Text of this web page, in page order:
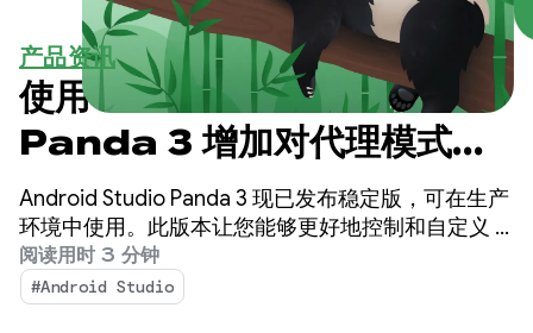
产品资讯
使用 Android Studio
Panda 3 增加对代理模式的
指导和控制
Android Studio Panda 3 现已发布稳定版，可在生产
环境中使用。此版本让您能够更好地控制和自定义 AI
工作流，让您能够比以往更轻松地构建高质量的
Android 应用。
阅读用时 3 分钟
#Android Studio